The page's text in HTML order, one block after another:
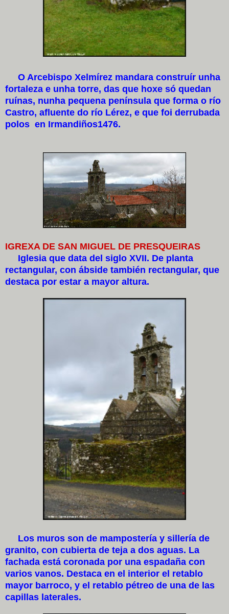
O Arcebispo Xelmírez mandara construír unha
fortaleza e unha torre, das que hoxe só quedan
ruínas, nunha pequena península que forma o río
Castro, afluente do río Lérez, e que foi derrubada
polos en Irmandiños1476.
IGREXA DE SAN MIGUEL DE PRESQUEIRAS
Iglesia que data del siglo XVII. De planta
rectangular, con ábside también rectangular, que
destaca por estar a mayor altura.
Los muros son de mampostería y sillería de
granito, con cubierta de teja a dos aguas. La
fachada está coronada por una espadaña con
varios vanos. Destaca en el interior el retablo
mayor barroco, y el retablo pétreo de una de las
capillas laterales.